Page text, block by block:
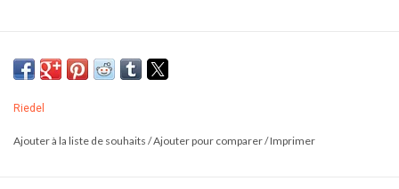
Riedel
Ajouter à la liste de souhaits /Ajouter pour comparer/Imprimer